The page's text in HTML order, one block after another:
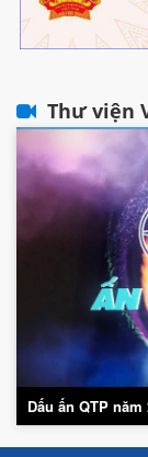
Thư viện
Dấu ấn QTP năm